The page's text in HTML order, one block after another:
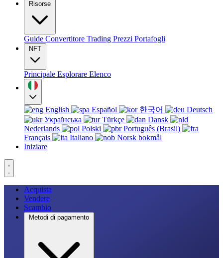
Risorse
Guide Convertitore Trading Prezzi Portafogli
NFT
Principale Esplorare Elenco
English Español 한국어
Deutsch
Українська
Türkçe
Dansk
Nederlands
Polski
Português (Brasil)
Français
Italiano
Norsk bokmål
Iniziare
Acquista
Vendere
Scambio
Metodi di pagamento